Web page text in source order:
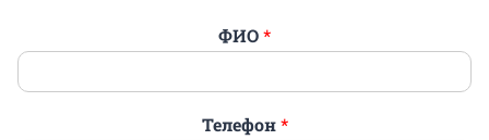
ФИО*
Телефон*